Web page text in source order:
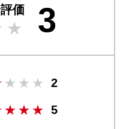
価 3
2
5